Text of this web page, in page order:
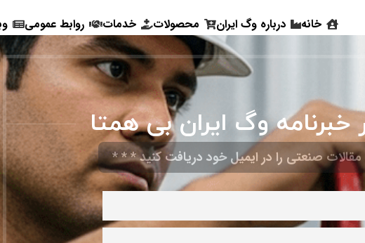
خبرنامه وگ ایران بی همتا
صنعتی را در ایمیل خود دریافت کنید * * *
خانه درباره وگ ایران محصولات خدمات روابط عمومی